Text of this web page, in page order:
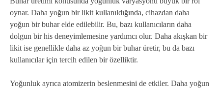
oynar. Daha yoğun bir likit kullanıldığında, cihazdan daha
yoğun bir buhar elde edilebilir. Bu, bazı kullanıcıların daha
dolgun bir his deneyimlemesine yardımcı olur. Daha akışkan bir
likit ise genellikle daha az yoğun bir buhar üretir, bu da bazı
kullanıcılar için tercih edilen bir özelliktir.
Yoğunluk ayrıca atomizerin beslenmesini de etkiler. Daha yoğun